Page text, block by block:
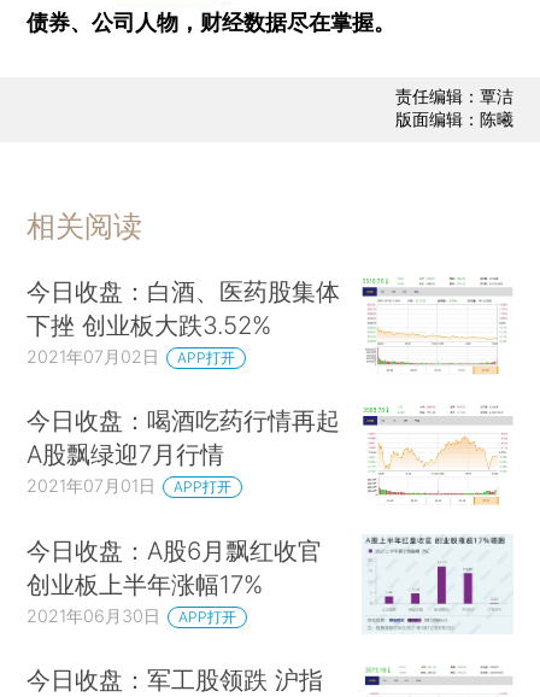
债券、公司人物，财经数据尽在掌握。
责任编辑：覃洁
版面编辑：陈曦
相关阅读
今日收盘：白酒、医药股集体
下挫 创业板大跌3.52%
2021年07月02日 APP打开
今日收盘：喝酒吃药行情再起
A股飘绿迎7月行情
2021年07月01日 APP打开
今日收盘：A股6月飘红收官
创业板上半年涨幅17%
2021年06月30日 APP打开
今日收盘：军工股领跌 沪指